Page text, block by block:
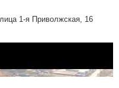
1-я Приволжская, 16